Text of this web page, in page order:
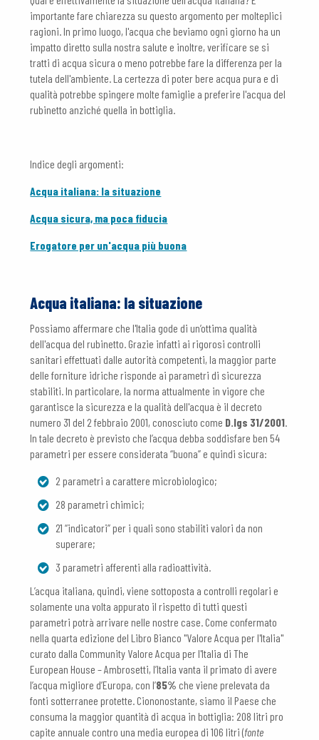
importante fare chiarezza su questo argomento per molteplici
ragioni. In primo luogo, l'acqua che beviamo ogni giorno ha un
impatto diretto sulla nostra salute e inoltre, verificare se si
tratti di acqua sicura o meno potrebbe fare la differenza per la
tutela dell'ambiente. La certezza di poter bere acqua pura e di
qualità potrebbe spingere molte famiglie a preferire l'acqua del
rubinetto anziché quella in bottiglia.
Indice degli argomenti:
Acqua italiana: la situazione
Acqua sicura, ma poca fiducia
Erogatore per un'acqua più buona
Acqua italiana: la situazione
Possiamo affermare che l'Italia gode di un’ottima qualità
dell'acqua del rubinetto. Grazie infatti ai rigorosi controlli
sanitari effettuati dalle autorità competenti, la maggior parte
delle forniture idriche risponde ai parametri di sicurezza
stabiliti. In particolare, la norma attualmente in vigore che
garantisce la sicurezza e la qualità dell'acqua è il decreto
numero 31 del 2 febbraio 2001, conosciuto come D.lgs 31/2001.
In tale decreto è previsto che l’acqua debba soddisfare ben 54
parametri per essere considerata “buona” e quindi sicura:
2 parametri a carattere microbiologico;
28 parametri chimici;
21 “indicatori” per i quali sono stabiliti valori da non
superare;
3 parametri afferenti alla radioattività.
L’acqua italiana, quindi, viene sottoposta a controlli regolari e
solamente una volta appurato il rispetto di tutti questi
parametri potrà arrivare nelle nostre case. Come confermato
nella quarta edizione del Libro Bianco "Valore Acqua per l'Italia"
curato dalla Community Valore Acqua per l'Italia di The
European House – Ambrosetti, l’Italia vanta il primato di avere
l’acqua migliore d’Europa, con l’85% che viene prelevata da
fonti sotterranee protette. Ciononostante, siamo il Paese che
consuma la maggior quantità di acqua in bottiglia: 208 litri pro
capite annuale contro una media europea di 106 litri (fonte